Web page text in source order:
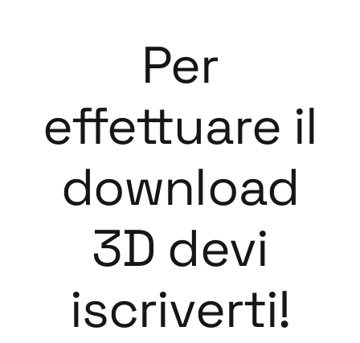
Per
effettuare il
download
3D devi
iscriverti!